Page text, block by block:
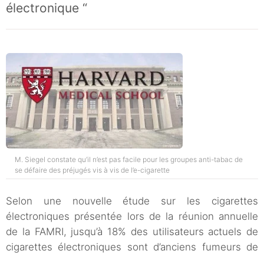
électronique “
M. Siegel constate qu’il n’est pas facile pour les groupes anti-tabac de
se défaire des préjugés vis à vis de l’e-cigarette
Selon une nouvelle étude sur les cigarettes
électroniques présentée lors de la réunion annuelle
de la FAMRI, jusqu’à 18% des utilisateurs actuels de
cigarettes électroniques sont d’anciens fumeurs de